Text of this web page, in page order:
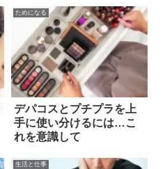
ためになる
デパコスとプチプラを上
手に使い分けるには…こ
れを意識して
生活と仕事